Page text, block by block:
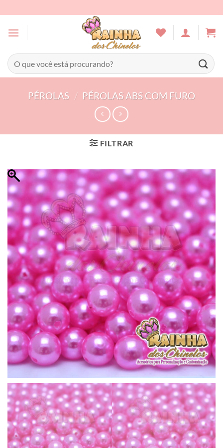
to
content
Pesquisar
por:
PÉROLAS / PÉROLAS ABS COM FURO
FILTRAR